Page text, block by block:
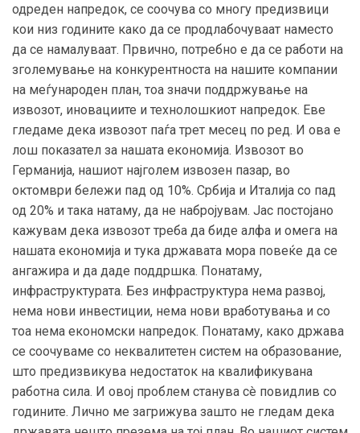
одреден напредок, се соочува со многу предизвици
кои низ годините како да се продлабочуваат наместо
да се намалуваат. Првично, потребно е да се работи на
зголемување на конкурентноста на нашите компании
на меѓународен план, тоа значи поддржување на
извозот, иновациите и технолошкиот напредок. Еве
гледаме дека извозот паѓа трет месец по ред. И ова е
лош показател за нашата економија. Извозот во
Германија, нашиот најголем извозен пазар, во
октомври бележи пад од 10%. Србија и Италија со пад
од 20% и така натаму, да не набројувам. Јас постојано
кажувам дека извозот треба да биде алфа и омега на
нашата економија и тука државата мора повеќе да се
ангажира и да даде поддршка. Понатаму,
инфраструктурата. Без инфраструктура нема развој,
нема нови инвестиции, нема нови вработувања и со
тоа нема економски напредок. Понатаму, како држава
се соочуваме со неквалитетен систем на образование,
што предизвикува недостаток на квалификувана
работна сила. И овој проблем станува сè повидлив со
годините. Лично ме загрижува зашто не гледам дека